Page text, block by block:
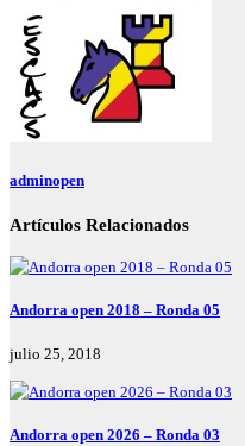
adminopen
Artículos Relacionados
Andorra open 2018 – Ronda 05
julio 25, 2018
Andorra open 2026 – Ronda 03